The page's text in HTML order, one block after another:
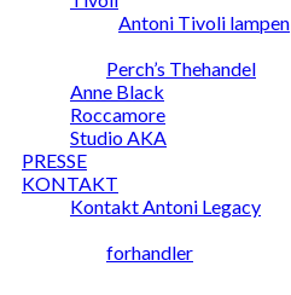
Antoni Tivoli lampen
Perch’s Thehandel
Anne Black
Roccamore
Studio AKA
PRESSE
KONTAKT
Kontakt Antoni Legacy
forhandler